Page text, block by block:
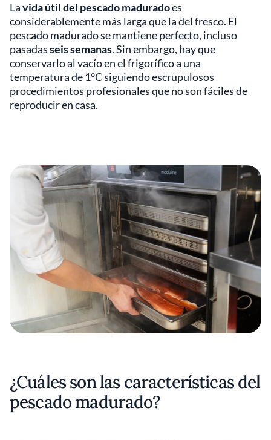
Lavida útil del pescado maduradoes
considerablemente más larga que la del fresco. El
pescado madurado se mantiene perfecto, incluso
pasadasseis semanas. Sin embargo, hay que
conservarlo al vacío en el frigorífico a una
temperatura de 1°C siguiendo escrupulosos
procedimientos profesionales que no son fáciles de
reproducir en casa.
¿Cuáles son las características del
pescado madurado?